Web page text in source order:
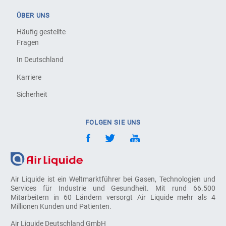
Air Liquide ist ein Weltmarktführer bei Gasen, Technologien und
Services für Industrie und Gesundheit. Mit rund 66.500
Mitarbeitern in 60 Ländern versorgt Air Liquide mehr als 4
Millionen Kunden und Patienten.
Air Liquide Deutschland GmbH
ÜBER UNS
Häufig gestellte
Fragen
In Deutschland
Karriere
Sicherheit
FOLGEN SIE UNS